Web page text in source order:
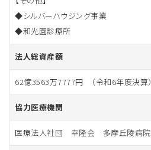
◆シルバーハウジング事業
◆和光園診療所
法人総資産額
62億3563万7777円 （令和6年度決算）
協力医療機関
医療法人社団 幸隆会 多摩丘陵病院